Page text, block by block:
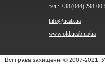
тел.: +38 (044) 298-
info@ucab.ua
www.old.ucab.ua/ua
Всі права захищенні © 2007-2021.